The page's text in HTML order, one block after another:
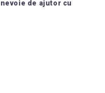
de ajutor cu